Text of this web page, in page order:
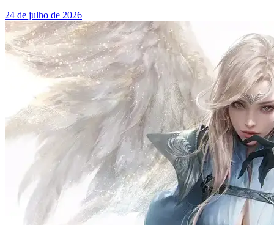
24 de julho de 2026